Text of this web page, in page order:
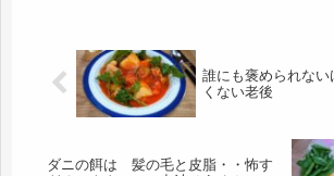
誰にも褒められない
くない老後
ダニの餌は 髪の毛と皮脂・・怖す